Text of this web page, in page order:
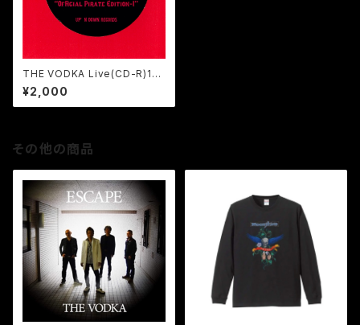
THE VODKA Live(CD-R)19
91.5.25Yokohama Shell Gar
den"Official Pirate Edition
-1"
¥2,000
その他の商品